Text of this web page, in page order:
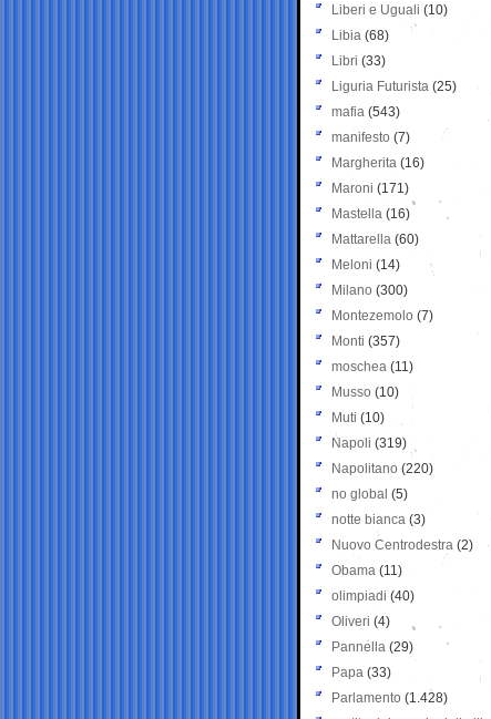
Liberi e Uguali (10)
Libia (68)
Libri (33)
Liguria Futurista (25)
mafia (543)
manifesto (7)
Margherita (16)
Maroni (171)
Mastella (16)
Mattarella (60)
Meloni (14)
Milano (300)
Montezemolo (7)
Monti (357)
moschea (11)
Musso (10)
Muti (10)
Napoli (319)
Napolitano (220)
no global (5)
notte bianca (3)
Nuovo Centrodestra (2)
Obama (11)
olimpiadi (40)
Oliveri (4)
Pannella (29)
Papa (33)
Parlamento (1.428)